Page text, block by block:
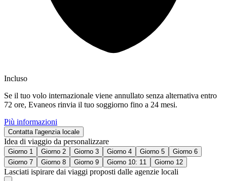
Incluso
Se il tuo volo internazionale viene annullato senza alternativa entro
72 ore, Evaneos rinvia il tuo soggiorno fino a 24 mesi.
Più informazioni
Contatta l'agenzia locale
Idea di viaggio da personalizzare
Giorno 1 Giorno 2 Giorno 3 Giorno 4 Giorno 5
Giorno 6
Giorno 7
Giorno 8 Giorno 9 Giorno 10: 11 Giorno 12
Lasciati ispirare dai viaggi proposti dalle agenzie locali